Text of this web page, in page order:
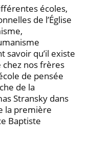
écoles,
de l’Église
savoir qu’il existe
chez nos frères
de pensée
de la
Stransky dans
la première
Baptiste